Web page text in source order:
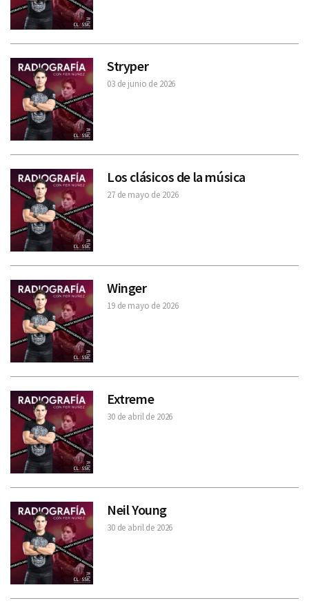
Stryper
03 de junio de 2026
Los clásicos de la música
27 de mayo de 2026
Winger
19 de mayo de 2026
Extreme
30 de abril de 2026
Neil Young
30 de abril de 2026